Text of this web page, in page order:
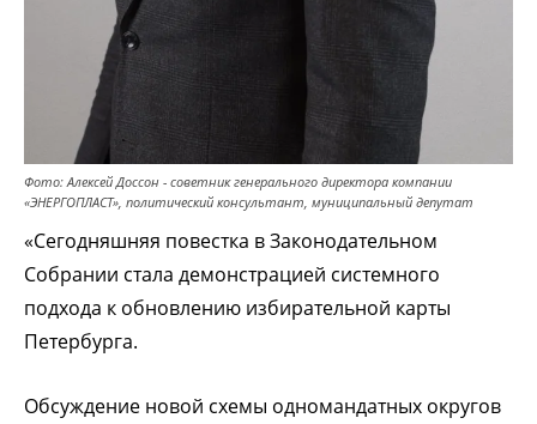
Фото: Алексей Доссон - советник генерального директора компании
«ЭНЕРГОПЛАСТ», политический консультант, муниципальный депутат
«Сегодняшняя повестка в Законодательном
Собрании стала демонстрацией системного
подхода к обновлению избирательной карты
Петербурга.
Обсуждение новой схемы одномандатных округов